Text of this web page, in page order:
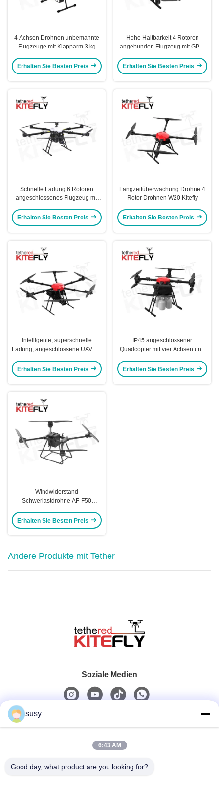
4 Achsen Drohnen unbemannte
Flugzeuge mit Klapparm 3 kg
Erhalten Sie Besten Preis
Hohe Haltbarkeit 4 Rotoren
angebunden Flugzeug mit GPS-
Erhalten Sie Besten Preis
Schnelle Ladung 6 Rotoren
angeschlossenes Flugzeug mit
Erhalten Sie Besten Preis
Langzeitüberwachung Drohne 4
Rotor Drohnen W20 Kitefly
Erhalten Sie Besten Preis
Intelligente, superschnelle
Ladung, angeschlossene UAV mit
Erhalten Sie Besten Preis
IP45 angeschlossener
Quadcopter mit vier Achsen und
Erhalten Sie Besten Preis
Windwiderstand
Schwerlastdrohne AF-F50
Luftfahrzeug 50 kg Nutzlast Kitefiy
Erhalten Sie Besten Preis
Andere Produkte mit Tether
Soziale Medien
0086-19952400441
susy
6:43 AM
Good day, what product are you looking for?